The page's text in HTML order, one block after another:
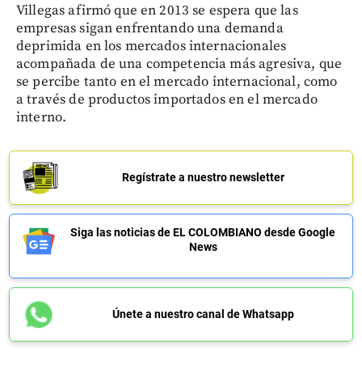
Villegas afirmó que en 2013 se espera que las
empresas sigan enfrentando una demanda
deprimida en los mercados internacionales
acompañada de una competencia más agresiva, que
se percibe tanto en el mercado internacional, como
a través de productos importados en el mercado
interno.
Regístrate a nuestro newsletter
Siga las noticias de EL COLOMBIANO desde Google
News
Únete a nuestro canal de Whatsapp